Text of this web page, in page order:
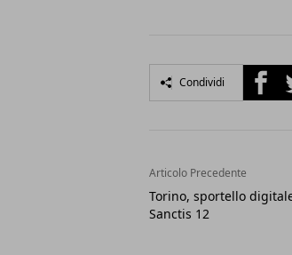
Condividi
Articolo Precedente
Torino, sportello
Sanctis 12